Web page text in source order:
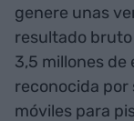
genere unas
resultado
3,5 millones de
reconocida por
móviles para